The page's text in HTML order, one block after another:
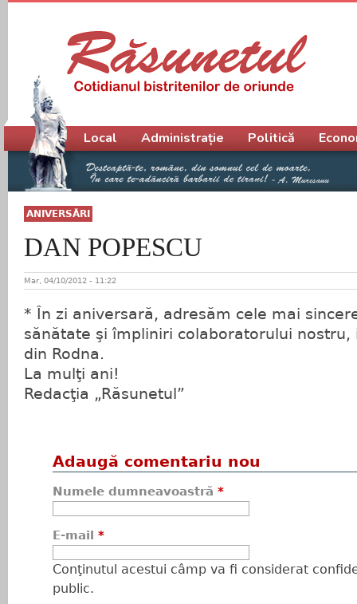
ANIVERSĂRI
DAN POPESCU
Mar, 04/10/2012 - 11:22
* În zi aniversară, adresăm cele mai
sănătate şi împliniri colaboratorului nostru,
din Rodna.
La mulţi ani!
Redacţia „Răsunetul”
Adaugă comentariu nou
Numele dumneavoastră *
E-mail *
Conţinutul acestui câmp va fi considerat
public.
Meniu principal
Local Administrație Politică